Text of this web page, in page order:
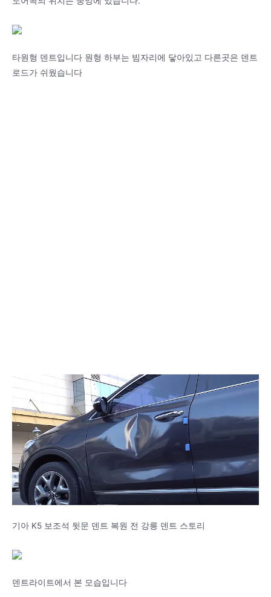
타원형 덴트입니다 원형 하부는 빔자리에 닿아있고 다른곳은 덴트
로드가 쉬웠습니다
기아 K5 보조석 뒷문 덴트 복원 전 강릉 덴트 스토리
덴트라이트에서 본 모습입니다